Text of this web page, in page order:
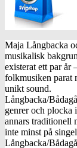
Maja Långbacka
musikalisk
existerat ett par år
folkmusiken parat
unikt sound.
Långbacka/
genrer och plocka
annars traditionell
inte minst på
Långbacka/